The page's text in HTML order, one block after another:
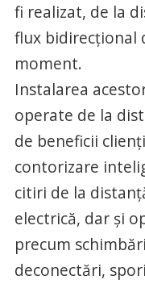
fi realizat, de la
flux bidirecțional
moment.
Instalarea
operate de la
de beneficii
contorizare
citiri de la
electrică, dar și
precum
deconectări,